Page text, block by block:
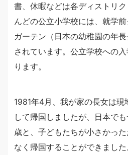
書、休暇などは各ディストリ
んどの公立小学校には、就学
ガーテン（日本の幼稚園の年
されています。公立学校への
ります。
1981年4月、我が家の長女は現
して帰国しましたが、日本で
歳と、子どもたちが小さかっ
なく帰国することができまし